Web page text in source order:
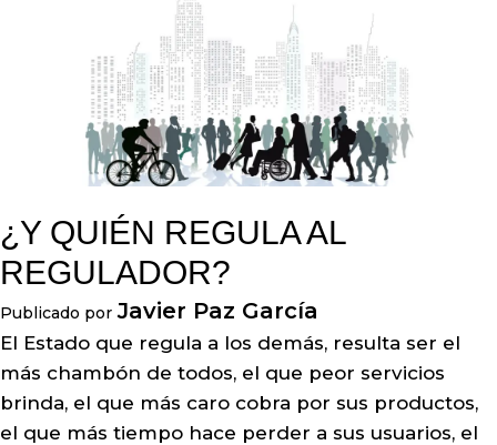
¿Y QUIÉN REGULA AL
REGULADOR?
Publicado por Javier Paz García
El Estado que regula a los demás, resulta ser el
más chambón de todos, el que peor servicios
brinda, el que más caro cobra por sus productos,
el que más tiempo hace perder a sus usuarios, el